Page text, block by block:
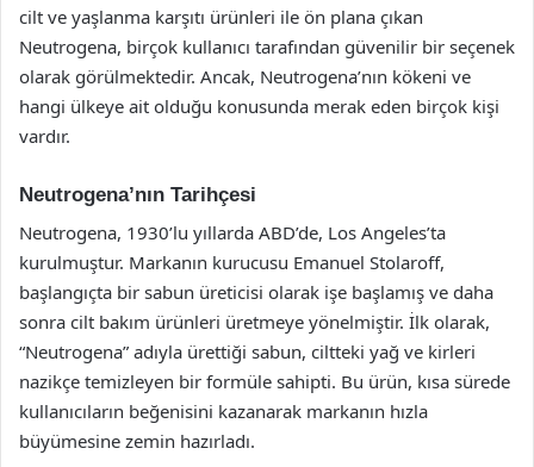
cilt ve yaşlanma karşıtı ürünleri ile ön plana çıkan
Neutrogena, birçok kullanıcı tarafından güvenilir bir seçenek
olarak görülmektedir. Ancak, Neutrogena’nın kökeni ve
hangi ülkeye ait olduğu konusunda merak eden birçok kişi
vardır.
Neutrogena’nın Tarihçesi
Neutrogena, 1930’lu yıllarda ABD’de, Los Angeles’ta
kurulmuştur. Markanın kurucusu Emanuel Stolaroff,
başlangıçta bir sabun üreticisi olarak işe başlamış ve daha
sonra cilt bakım ürünleri üretmeye yönelmiştir. İlk olarak,
“Neutrogena” adıyla ürettiği sabun, ciltteki yağ ve kirleri
nazikçe temizleyen bir formüle sahipti. Bu ürün, kısa sürede
kullanıcıların beğenisini kazanarak markanın hızla
büyümesine zemin hazırladı.